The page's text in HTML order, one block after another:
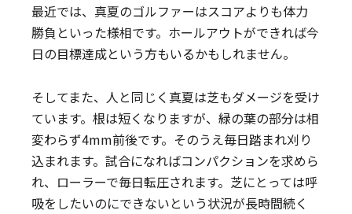
最近では、真夏のゴルファーはスコアよりも体力
勝負といった様相です。ホールアウトができれば今
日の目標達成という方もいるかもしれません。
そしてまた、人と同じく真夏は芝もダメージを受け
ています。根は短くなりますが、緑の葉の部分は相
変わらず4mm前後です。そのうえ毎日踏まれ刈り
込まれます。試合になればコンパクションを求めら
れ、ローラーで毎日転圧されます。芝にとっては呼
吸をしたいのにできないという状況が長時間続く